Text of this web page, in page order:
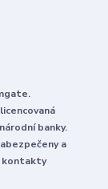
banky.
a
kontakty